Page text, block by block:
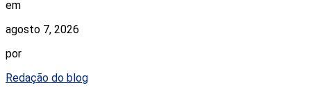
em
agosto 7, 2026
por
Redação do blog